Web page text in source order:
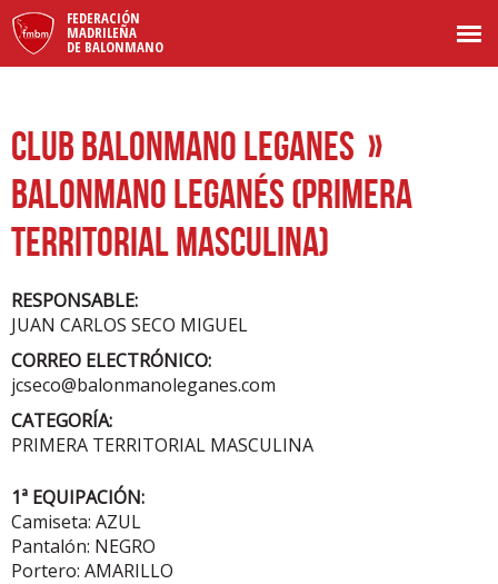
FEDERACIÓN
MADRILEÑA
DE BALONMANO
CLUB BALONMANO LEGANES »
BALONMANO LEGANÉS (PRIMERA
TERRITORIAL MASCULINA)
RESPONSABLE:
JUAN CARLOS SECO MIGUEL
CORREO ELECTRÓNICO:
jcseco@balonmanoleganes.com
CATEGORÍA:
PRIMERA TERRITORIAL MASCULINA
1ª EQUIPACIÓN:
Camiseta: AZUL
Pantalón: NEGRO
Portero: AMARILLO